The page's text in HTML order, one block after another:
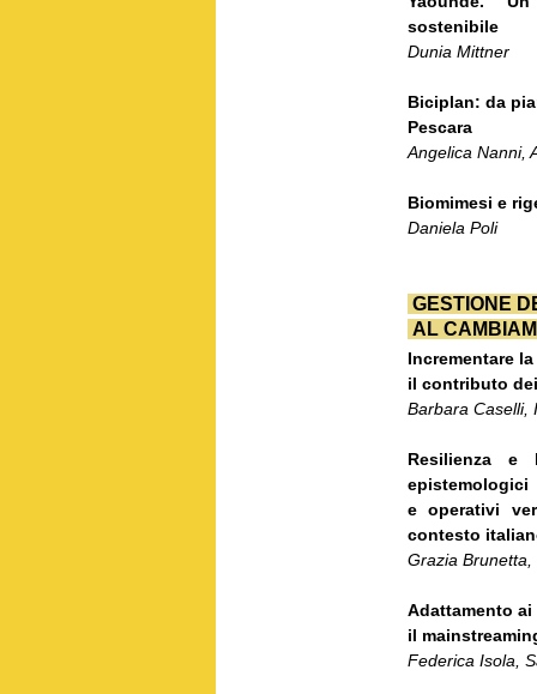
sostenibile
Dunia Mittner
Biciplan: da
Pescara
Angelica Nanni,
Biomimesi e
Daniela Poli
GESTIONE
AL
Incrementare
il contributo dei
Barbara Caselli,
Resilienza
epistemologici
e operativi
contesto
Grazia
Adattamento
il
Federica Isola,